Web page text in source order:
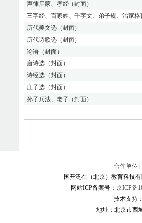
声律启蒙、孝经（封面）
三字经、百家姓、千字文、弟子规、治家格
历代美文选（封面）
历代诗歌选（封面）
论语（封面）
唐诗选（封面）
诗经选（封面）
庄子选（封面）
孙子兵法、老子（封面）